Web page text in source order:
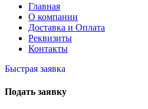
Главная
О компании
Доставка и Оплата
Реквизиты
Контакты
Быстрая заявка
Подать заявку